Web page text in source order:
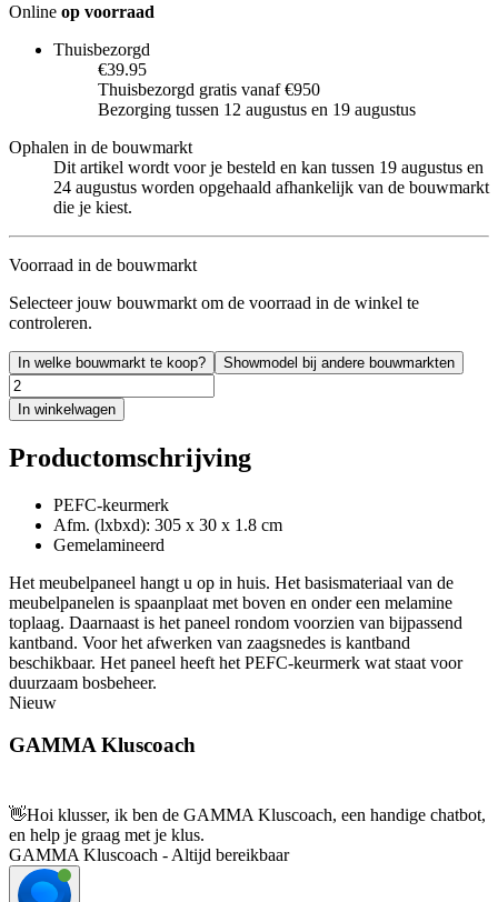
Online op voorraad
Thuisbezorgd
€39.95
Thuisbezorgd gratis vanaf €950
Bezorging tussen 12 augustus en 19 augustus
Ophalen in de bouwmarkt
Dit artikel wordt voor je besteld en kan tussen 19 augustus en
24 augustus worden opgehaald afhankelijk van de bouwmarkt
die je kiest.
Voorraad in de bouwmarkt
Selecteer jouw bouwmarkt om de voorraad in de winkel te
controleren.
In welke bouwmarkt te koop? Showmodel bij andere bouwmarkten
In winkelwagen
Productomschrijving
PEFC-keurmerk
Afm. (lxbxd): 305 x 30 x 1.8 cm
Gemelamineerd
Het meubelpaneel hangt u op in huis. Het basismateriaal van de
meubelpanelen is spaanplaat met boven en onder een melamine
toplaag. Daarnaast is het paneel rondom voorzien van bijpassend
kantband. Voor het afwerken van zaagsnedes is kantband
beschikbaar. Het paneel heeft het PEFC-keurmerk wat staat voor
duurzaam bosbeheer.
Nieuw
GAMMA Kluscoach
👋Hoi klusser, ik ben de GAMMA Kluscoach, een handige chatbot,
en help je graag met je klus.
GAMMA Kluscoach - Altijd bereikbaar